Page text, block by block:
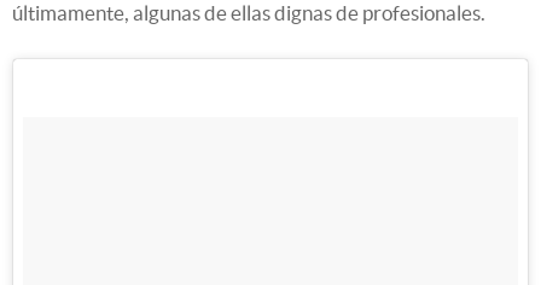
últimamente, algunas de ellas dignas de profesionales.